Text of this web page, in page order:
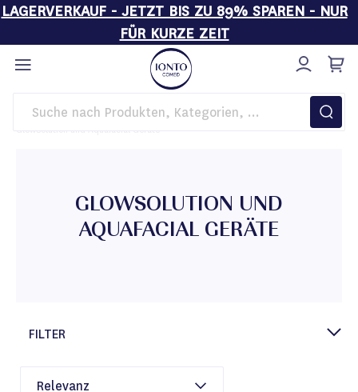
LAGERVERKAUF - JETZT BIS ZU 89% SPAREN - NUR
FÜR KURZE ZEIT
Direkt
zum
Inhalt
Startseite Kosmetikgeräte
EXCLUSIVE LINE
GLOWSOLUTION UND
AQUAFACIAL GERÄTE
FILTER